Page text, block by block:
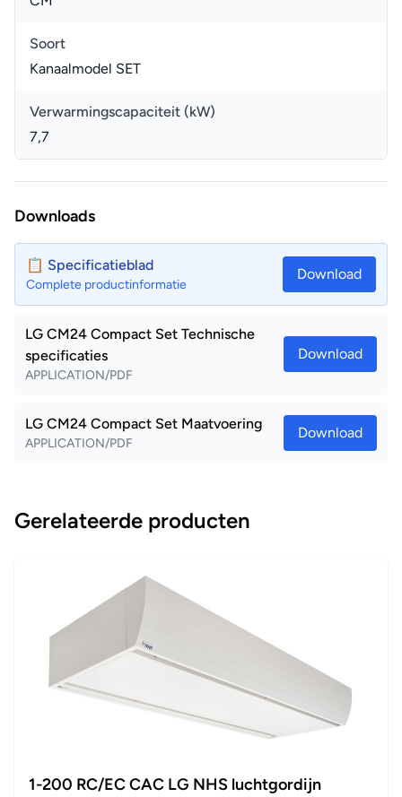
Soort
Kanaalmodel SET
Verwarmingscapaciteit (kW)
7,7
Downloads
📋 Specificatieblad
Complete productinformatie
Download
LG CM24 Compact Set Technische
specificaties
APPLICATION/PDF
Download
LG CM24 Compact Set Maatvoering
APPLICATION/PDF
Download
Gerelateerde producten
1-200 RC/EC CAC LG NHS luchtgordijn